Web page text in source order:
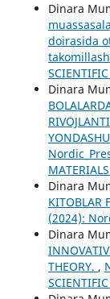
Dinara
doirasida
Dinara
Dinara
KITOBLAR
(2024):
Dinara
THEORY. ,